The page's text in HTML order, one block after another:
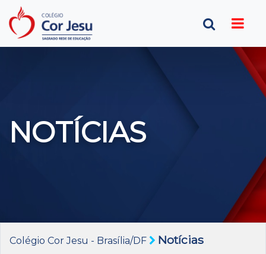
NOTÍCIAS
Colégio Cor Jesu - Brasília/DF Notícias